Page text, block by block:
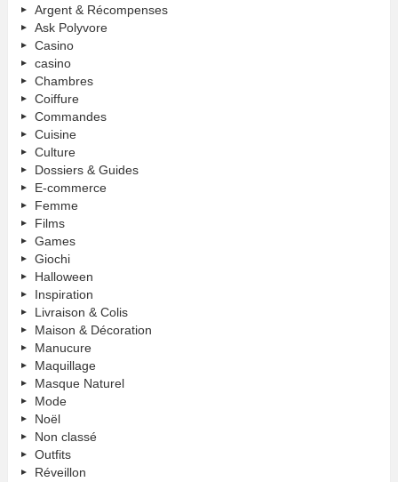
Argent & Récompenses
Ask Polyvore
Casino
casino
Chambres
Coiffure
Commandes
Cuisine
Culture
Dossiers & Guides
E-commerce
Femme
Films
Games
Giochi
Halloween
Inspiration
Livraison & Colis
Maison & Décoration
Manucure
Maquillage
Masque Naturel
Mode
Noël
Non classé
Outfits
Réveillon